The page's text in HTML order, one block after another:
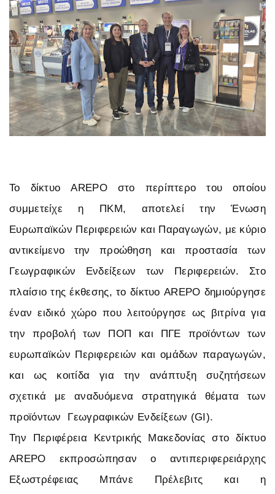
Το δίκτυο AREPO στο περίπτερο του οποίου
συμμετείχε η ΠΚΜ, αποτελεί την Ένωση
Ευρωπαϊκών Περιφερειών και Παραγωγών, με κύριο
αντικείμενο την προώθηση και προστασία των
Γεωγραφικών Ενδείξεων των Περιφερειών. Στο
πλαίσιο της έκθεσης, το δίκτυο AREPO δημιούργησε
έναν ειδικό χώρο που λειτούργησε ως βιτρίνα για
την προβολή των ΠΟΠ και ΠΓΕ προϊόντων των
ευρωπαϊκών Περιφερειών και ομάδων παραγωγών,
και ως κοιτίδα για την ανάπτυξη συζητήσεων
σχετικά με αναδυόμενα στρατηγικά θέματα των
προϊόντων Γεωγραφικών Ενδείξεων (GI).
Την Περιφέρεια Κεντρικής Μακεδονίας στο δίκτυο
AREPO εκπροσώπησαν ο αντιπεριφερειάρχης
Εξωστρέφειας Μπάνε Πρέλεβιτς και η